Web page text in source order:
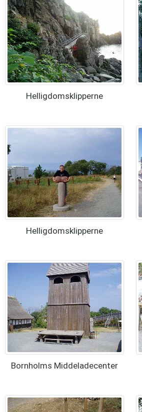
Helligdomsklipperne
Helligdomsklipperne
Bornholms Middeladecenter